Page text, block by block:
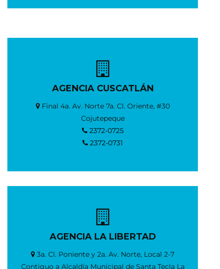
AGENCIA CUSCATLÁN
Final 4a. Av. Norte 7a. Cl. Oriente, #30
Cojutepeque
2372-0725
2372-0731
AGENCIA LA LIBERTAD
3a. Cl. Poniente y 2a. Av. Norte, Local 2-7
Contiguo a Alcaldía Municipal de Santa Tecla La